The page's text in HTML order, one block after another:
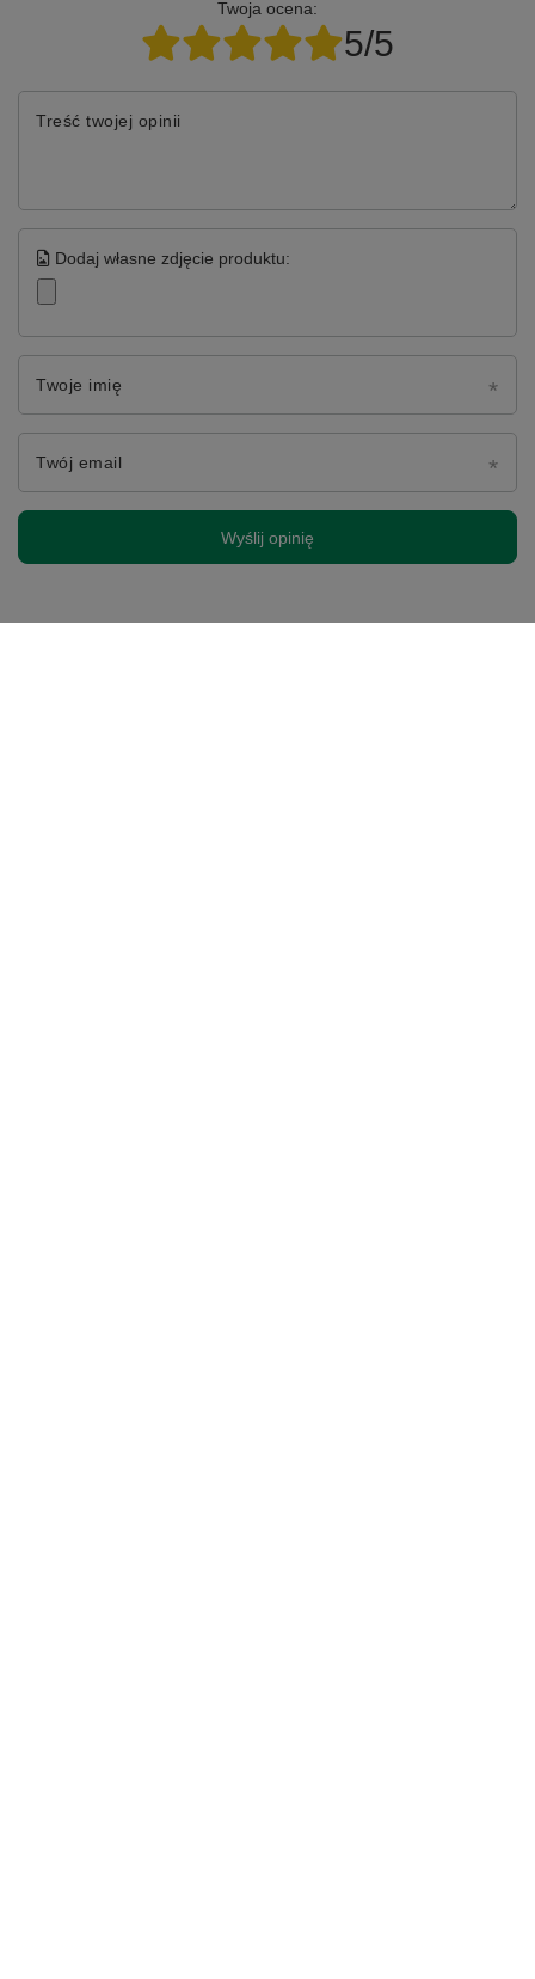
Twoja ocena:
5/5
Treść twojej opinii
Dodaj własne zdjęcie produktu:
Twoje imię
Twój email
Wyślij opinię